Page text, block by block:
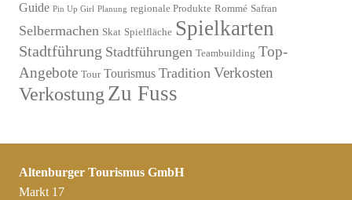
Guide Pin Up Girl Planung regionale Produkte Rommé Safran
Selbermachen Skat Spielfläche Spielkarten
Stadtführung Stadtführungen Teambuilding Top-
Angebote Tour Tourismus Tradition Verkosten
Verkostung Zu Fuss
Altenburger Tourismus GmbH
Markt 17